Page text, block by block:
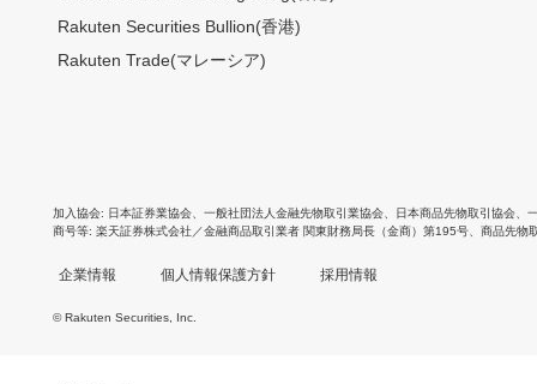
Rakuten Securities Bullion(香港)
Rakuten Trade(マレーシア)
加入協会 日本証券業協会 一般社団法人金融先物取引業協会 日本商品先物取引協会
商号等 楽天証券株式会社／金融商品取引業者 関東財務局長（金商）第195号、商品先物
企業情報 個人情報保護方針 採用情報
© Rakuten Securities, Inc.